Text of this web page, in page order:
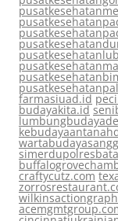
farmasiuad.id
budayakita.id
craftycutz.com